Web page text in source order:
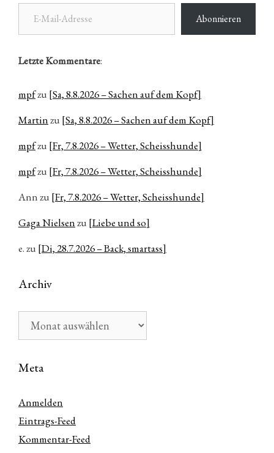
Abonnieren
Letzte Kommentare:
mpfzu [Sa, 8.8.2026 – Sachen auf dem Kopf]
Martinzu [Sa, 8.8.2026 – Sachen auf dem Kopf]
mpfzu [Fr, 7.8.2026 – Wetter, Scheisshunde]
mpfzu [Fr, 7.8.2026 – Wetter, Scheisshunde]
Annzu [Fr, 7.8.2026 – Wetter, Scheisshunde]
Gaga Nielsenzu [Liebe und so]
e.zu [Di, 28.7.2026 – Back, smartass]
Archiv
Meta
Anmelden
Eintrags-Feed
Kommentar-Feed